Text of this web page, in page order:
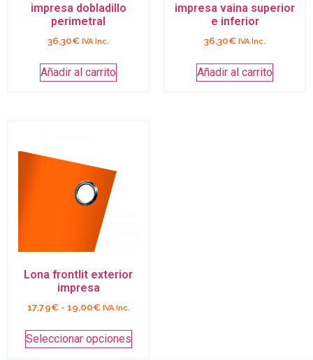
impresa dobladillo
perimetral
36,30€ IVA Inc.
Añadir al carrito
impresa vaina superior
e inferior
36,30€ IVA Inc.
Añadir al carrito
Lona frontlit exterior
impresa
17,79€ - 19,00€ IVA Inc.
Seleccionar opciones